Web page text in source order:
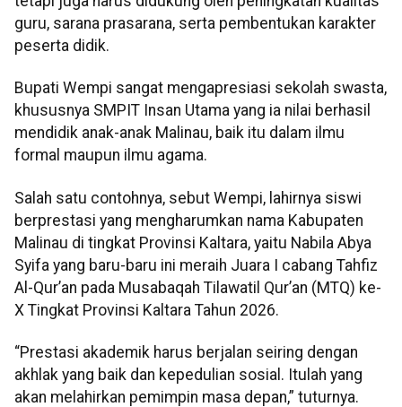
guru, sarana prasarana, serta pembentukan karakter
peserta didik.
Bupati Wempi sangat mengapresiasi sekolah swasta,
khususnya SMPIT Insan Utama yang ia nilai berhasil
mendidik anak-anak Malinau, baik itu dalam ilmu
formal maupun ilmu agama.
Salah satu contohnya, sebut Wempi, lahirnya siswi
berprestasi yang mengharumkan nama Kabupaten
Malinau di tingkat Provinsi Kaltara, yaitu Nabila Abya
Syifa yang baru-baru ini meraih Juara I cabang Tahfiz
Al-Qur’an pada Musabaqah Tilawatil Qur’an (MTQ) ke-
X Tingkat Provinsi Kaltara Tahun 2026.
“Prestasi akademik harus berjalan seiring dengan
akhlak yang baik dan kepedulian sosial. Itulah yang
akan melahirkan pemimpin masa depan,” tuturnya.